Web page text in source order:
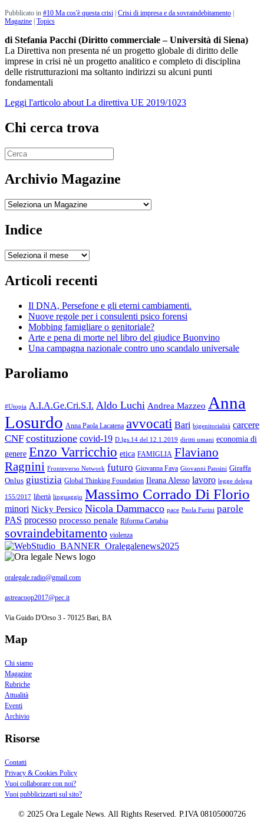
Pubblicato in #10 Ma cos'è questa crisi | Crisi di impresa e da sovraindebitamento |
Magazine | Topics
di Stefania Pacchi (Diritto commerciale – Università di Siena)
La Direttiva non presenta né un progetto globale di diritto delle
imprese in crisi nè un progetto analitico e completo di disciplina
delle ristrutturazioni ma soltanto indirizzi su alcuni punti
fondamentali
Leggi l'articolo about La direttiva UE 2019/1023
Chi cerca trova
Archivio Magazine
Archivio
Indice
Indice
Articoli recenti
Il DNA, Persefone e gli eterni cambiamenti.
Nuove regole per i consulenti psico forensi
Mobbing famigliare o genitoriale?
Arte e pena di morte nel libro del giudice Buonvino
Una campagna nazionale contro uno scandalo universale
Paroliamo
#Utopia A.I.A.Ge.Cri.S.I. Aldo Luchi Andrea Mazzeo Anna
Losurdo Anna Paola Lacatena avvocati Bari bigenitorialità carcere
CNF costituzione covid-19 D.lgs.14 del 12.1.2019 diritti umani economia di
genere Enzo Varricchio etica FAMIGLIA Flaviano
Ragnini Fronteverso Network futuro Giovanna Fava Giovanni Pansini Giraffa
Onlus giustizia Global Thinking Foundation Ileana Alesso lavoro legge delega
155/2017 libertà linguaggio Massimo Corrado Di Florio
minori Nicky Persico Nicola Dammacco pace Paola Furini parole
PAS processo processo penale Riforma Cartabia
sovraindebitamento violenza
oralegale.radio@gmail.com
astreacoop2017@pec.it
Via Guido D'Orso 3 - 70125 Bari, BA
Map
Chi siamo
Magazine
Rubriche
Attualità
Eventi
Archivio
Risorse
Contatti
Privacy & Cookies Policy
Vuoi collaborare con noi?
Vuoi pubblicizzarti sul sito?
© 2025 Ora Legale News. All Rights Reserved. P.IVA 08105000726